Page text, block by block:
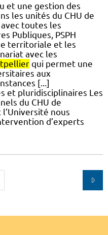
et une gestion des
les unités du CHU de
toutes les
Publiques, PSPH
territoriale et les
avec les
qui permet une
aux
[...]
et pluridisciplinaires Les
du CHU de
nous
d’experts